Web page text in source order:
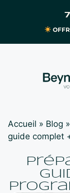
Accueil » Blog »
guide complet